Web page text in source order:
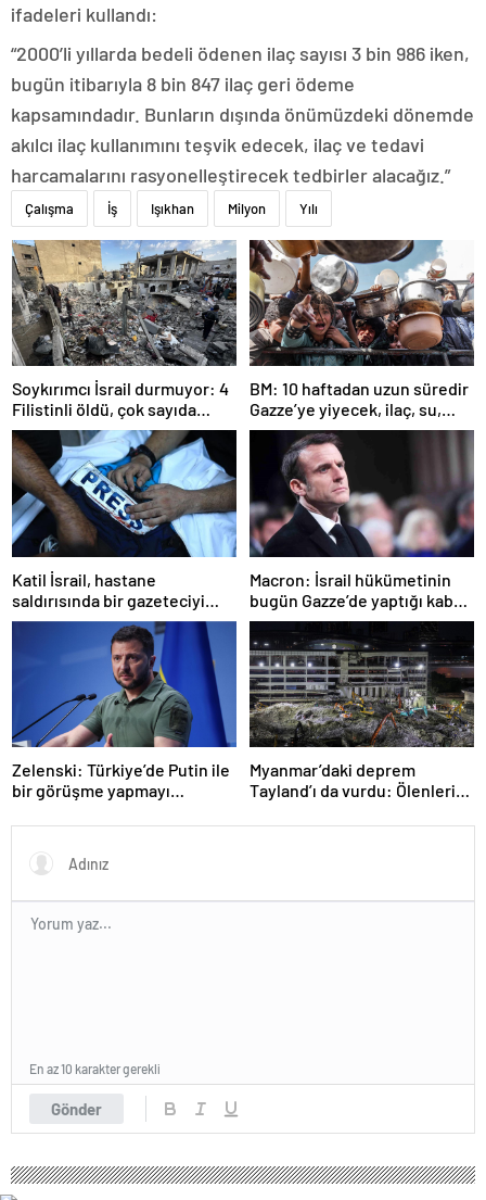
ifadeleri kullandı:
“2000’li yıllarda bedeli ödenen ilaç sayısı 3 bin 986 iken,
bugün itibarıyla 8 bin 847 ilaç geri ödeme
kapsamındadır. Bunların dışında önümüzdeki dönemde
akılcı ilaç kullanımını teşvik edecek, ilaç ve tedavi
harcamalarını rasyonelleştirecek tedbirler alacağız.”
Çalışma İş Işıkhan Milyon Yılı
Soykırımcı İsrail durmuyor: 4
Filistinli öldü, çok sayıda
yaralı var
BM: 10 haftadan uzun süredir
Gazze’ye yiyecek, ilaç, su,
çadır girmedi
Katil İsrail, hastane
saldırısında bir gazeteciyi
öldürdüğünü itiraf etti
Macron: İsrail hükümetinin
bugün Gazze’de yaptığı kabul
edilemez
Zelenski: Türkiye’de Putin ile
bir görüşme yapmayı
Myanmar’daki deprem
Tayland’ı da vurdu: Ölenlerin
Gönder
En az 10 karakter gerekli